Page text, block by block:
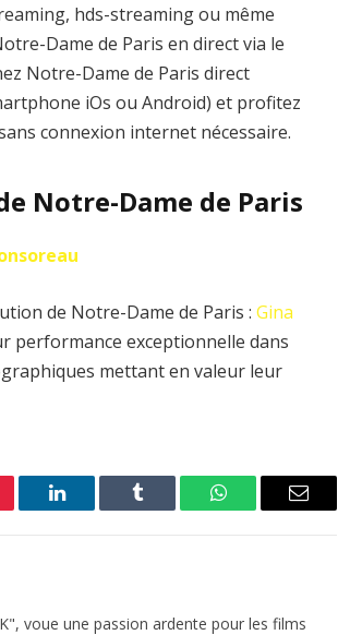
hds-streaming ou même
Dame de Paris en direct via le
Notre-Dame de Paris direct
iOs ou Android) et profitez
connexion internet nécessaire.
Notre-Dame de Paris
de Notre-Dame de Paris :Gina
performance exceptionnelle dans
mettant en valeur leur
LinkedIn Tumblr WhatsAppEmail
voue une passion ardente pour les films